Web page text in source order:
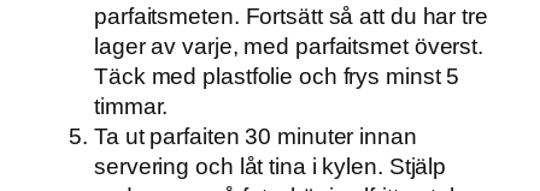
parfaitsmeten. Fortsätt så att du har tre
lager av varje, med parfaitsmet överst.
Täck med plastfolie och frys minst 5
timmar.
Ta ut parfaiten 30 minuter innan
servering och låt tina i kylen. Stjälp